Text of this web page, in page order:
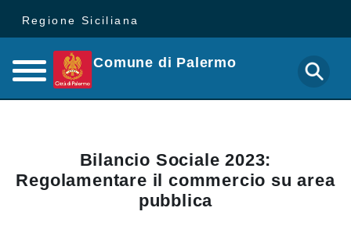
Regione Siciliana
Comune di Palermo
Bilancio Sociale 2023:
Regolamentare il commercio su area
pubblica